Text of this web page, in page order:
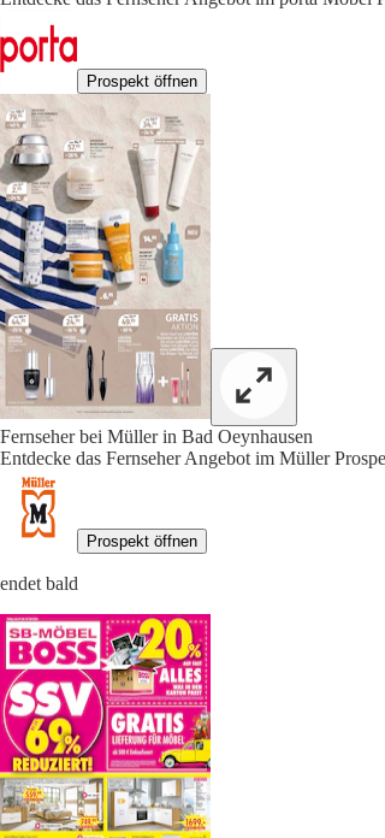
Prospekt öffnen
Fernseher bei Müller in Bad Oeynhausen
Entdecke das Fernseher Angebot im Müller
Prospekt öffnen
endet bald